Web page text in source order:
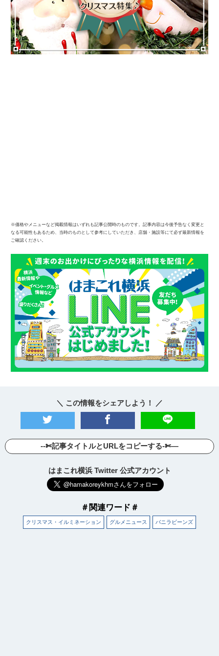
※価格やメニューなど掲載情報はいずれも記事公開時のものです。記事内容は今後予告なく変更と
なる可能性もあるため、当時のものとして参考にしていただき、店舗・施設等にて必ず最新情報を
ご確認ください。
＼ この情報をシェアしよう！ ／
--✄記事タイトルとURLをコピーする-✄—
はまこれ横浜 Twitter 公式アカウント
＃関連ワード＃
クリスマス・イルミネーション グルメニュース バニラビーンズ